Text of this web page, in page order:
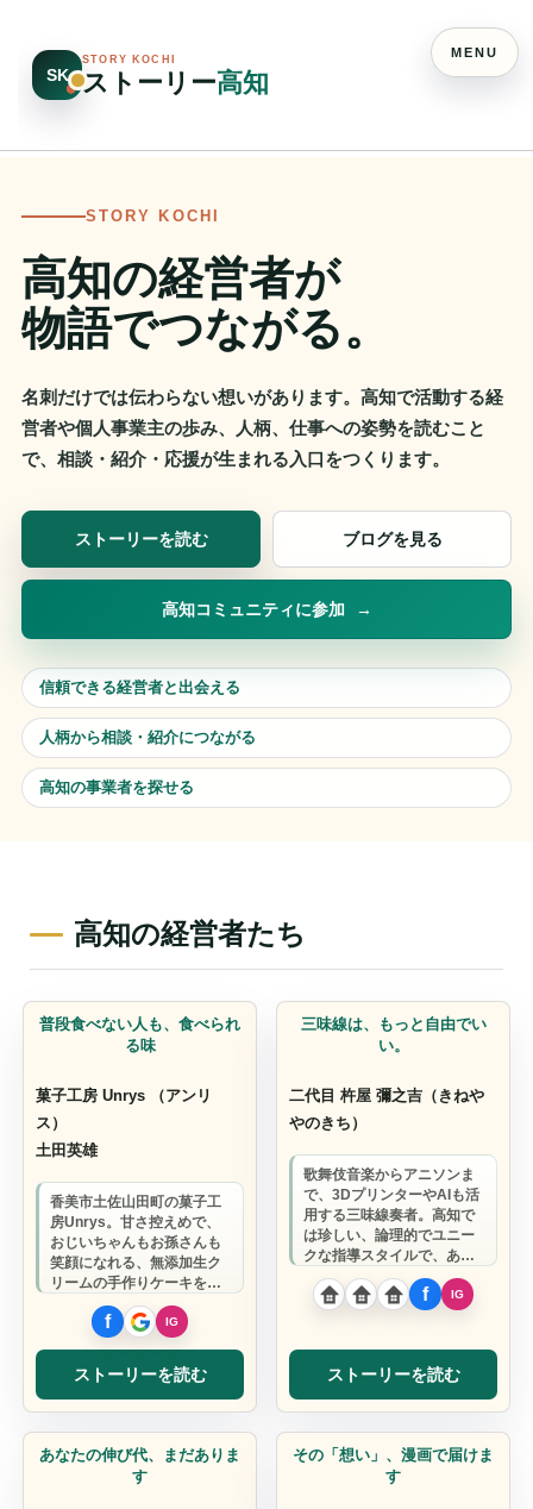
SK
STORY KOCHI
ストーリー高知
STORY KOCHI
高知の経営者が
物語でつながる。
名刺だけでは伝わらない想いがあります。高知で活動する経
営者や個人事業主の歩み、人柄、仕事への姿勢を読むこと
で、相談・紹介・応援が生まれる入口をつくります。
ストーリーを読む ブログを見る
高知コミュニティに参加
信頼できる経営者と出会える
人柄から相談・紹介につながる
高知の事業者を探せる
高知の経営者たち
普段食べない人も、食べられ
る味
菓子工房 Unrys （アンリ
ス）
土田英雄
香美市土佐山田町の菓子工
房Unrys。甘さ控えめで、
おじいちゃんもお孫さんも
笑顔になれる、無添加生ク
リームの手作りケーキをお
届けしています。
ストーリーを読む
三味線は、もっと自由でい
い。
二代目 杵屋 彌之吉（きねや
やのきち）
歌舞伎音楽からアニソンま
で、3DプリンターやAIも活
用する三味線奏者。高知で
は珍しい、論理的でユニー
クな指導スタイルで、あな
たの「やりたい三味線」を
一緒に実現し…
ストーリーを読む
暮らしとケア
あなたの伸び代、まだありま
す
漫画家
その「想い」、漫画で届けま
す
MENU